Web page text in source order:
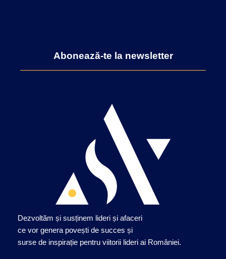
Dezvoltăm și susținem lideri și afaceri
ce vor genera povești de succes și
surse de inspirație pentru viitorii lideri ai României.
Abonează-te la newsletter